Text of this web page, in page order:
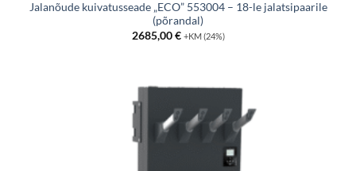
Jalanõude kuivatusseade „ECO” 553004 – 18-le jalatsipaarile
(põrandal)
2685,00€ +KM (24%)